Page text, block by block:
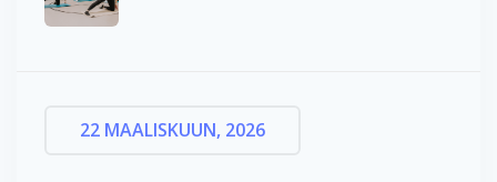
22 MAALISKUUN, 2026